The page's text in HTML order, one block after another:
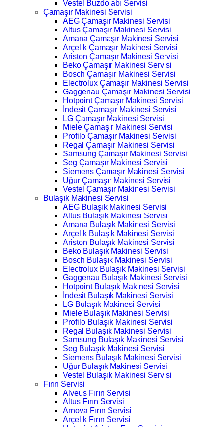
Vestel Buzdolabı Servisi
Çamaşır Makinesi Servisi
AEG Çamaşır Makinesi Servisi
Altus Çamaşır Makinesi Servisi
Amana Çamaşır Makinesi Servisi
Arçelik Çamaşır Makinesi Servisi
Ariston Çamaşır Makinesi Servisi
Beko Çamaşır Makinesi Servisi
Bosch Çamaşır Makinesi Servisi
Electrolux Çamaşır Makinesi Servisi
Gaggenau Çamaşır Makinesi Servisi
Hotpoint Çamaşır Makinesi Servisi
İndesit Çamaşır Makinesi Servisi
LG Çamaşır Makinesi Servisi
Miele Çamaşır Makinesi Servisi
Profilo Çamaşır Makinesi Servisi
Regal Çamaşır Makinesi Servisi
Samsung Çamaşır Makinesi Servisi
Seg Çamaşır Makinesi Servisi
Siemens Çamaşır Makinesi Servisi
Uğur Çamaşır Makinesi Servisi
Vestel Çamaşır Makinesi Servisi
Bulaşık Makinesi Servisi
AEG Bulaşık Makinesi Servisi
Altus Bulaşık Makinesi Servisi
Amana Bulaşık Makinesi Servisi
Arçelik Bulaşık Makinesi Servisi
Ariston Bulaşık Makinesi Servisi
Beko Bulaşık Makinesi Servisi
Bosch Bulaşık Makinesi Servisi
Electrolux Bulaşık Makinesi Servisi
Gaggenau Bulaşık Makinesi Servisi
Hotpoint Bulaşık Makinesi Servisi
İndesit Bulaşık Makinesi Servisi
LG Bulaşık Makinesi Servisi
Miele Bulaşık Makinesi Servisi
Profilo Bulaşık Makinesi Servisi
Regal Bulaşık Makinesi Servisi
Samsung Bulaşık Makinesi Servisi
Seg Bulaşık Makinesi Servisi
Siemens Bulaşık Makinesi Servisi
Uğur Bulaşık Makinesi Servisi
Vestel Bulaşık Makinesi Servisi
Fırın Servisi
Alveus Fırın Servisi
Altus Fırın Servisi
Arnova Fırın Servisi
Arçelik Fırın Servisi